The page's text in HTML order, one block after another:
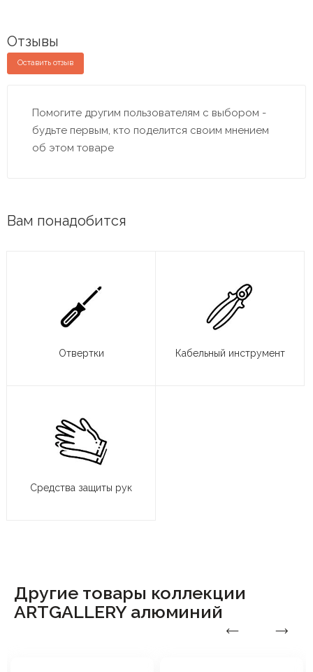
Отзывы
Оставить отзыв
Помогите другим пользователям с выбором -
будьте первым, кто поделится своим мнением
об этом товаре
Вам понадобится
Отвертки Кабельный инструмент
Средства защиты рук
Другие товары коллекции
ARTGALLERY алюминий